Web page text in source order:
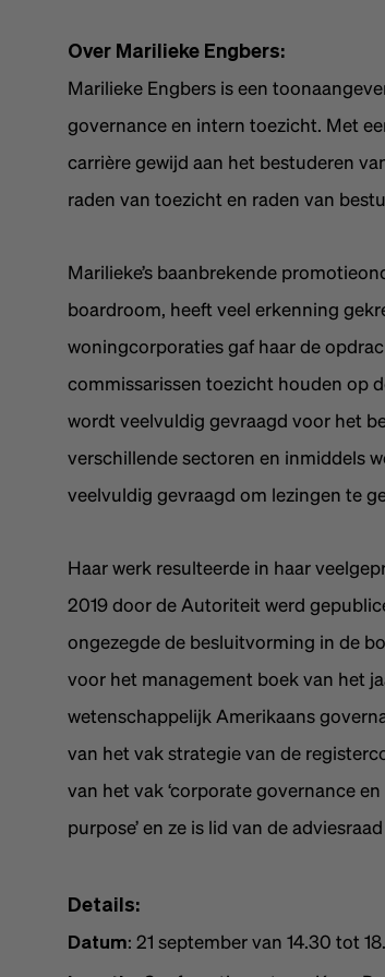
Over Marilieke Engbers:
Marilieke Engbers is een
governance en intern toezicht. Met
carrière gewijd aan het bestuderen
raden van toezicht en raden van
Marilieke’s baanbrekende
boardroom, heeft veel erkenning
woningcorporaties gaf haar de
commissarissen toezicht houden op
wordt veelvuldig gevraagd voor het
verschillende sectoren en inmiddels
veelvuldig gevraagd om lezingen te
Haar werk resulteerde in haar
2019 door de Autoriteit werd
ongezegde de besluitvorming in de
voor het management boek van het
wetenschappelijk Amerikaans
van het vak strategie van de
van het vak ‘corporate governance
purpose’ en ze is lid van de
Details:
Datum: 21 september van 14.30 tot